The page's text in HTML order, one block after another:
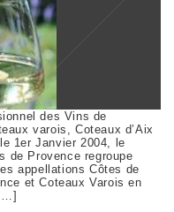
des Vins de
varois, Coteaux d’Aix
1er Janvier 2004, le
de Provence regroupe
appellations Côtes de
et Coteaux Varois en